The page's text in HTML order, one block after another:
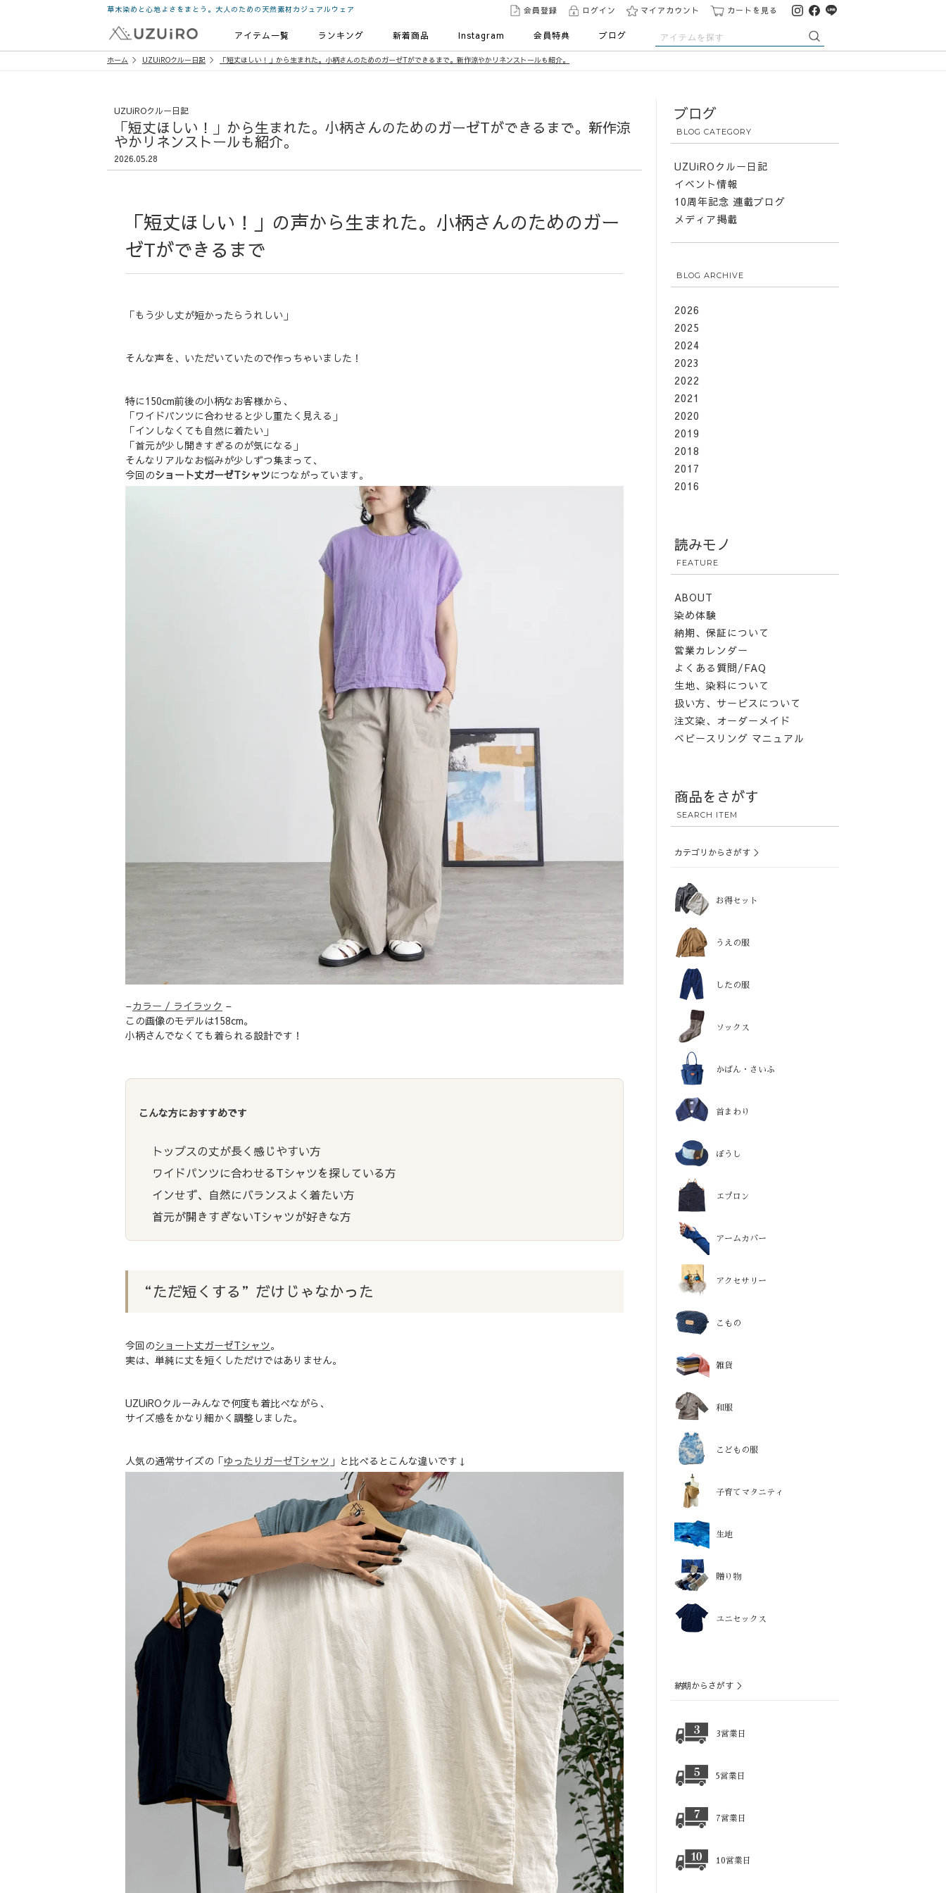
草木染めと心地よさをまとう。大人のための天然素材カジュアルウェア 会員登録 ログイン マイアカウント カートを見る
アイテム一覧 ランキング 新着商品 Instagram 会員特典 ブログ
ホーム UZUiROクルー日記 「短丈ほしい！」から生まれた。小柄さんのためのガーゼTができるまで。新作涼やかリネンストールも紹介。
UZUiROクルー日記
「短丈ほしい！」から生まれた。小柄さんのためのガーゼTができるまで。新作涼
やかリネンストールも紹介。
2026.05.28
「短丈ほしい！」の声から生まれた。小柄さんのためのガー
ゼTができるまで
「もう少し丈が短かったらうれしい」
そんな声を、いただいていたので作っちゃいました！
特に150cm前後の小柄なお客様から、
「ワイドパンツに合わせると少し重たく見える」
「インしなくても自然に着たい」
「首元が少し開きすぎるのが気になる」
そんなリアルなお悩みが少しずつ集まって、
今回のショート丈ガーゼTシャツにつながっています。
–カラー / ライラック –
この画像のモデルは158cm。
小柄さんでなくても着られる設計です！
こんな方におすすめです
トップスの丈が長く感じやすい方
ワイドパンツに合わせるTシャツを探している方
インせず、自然にバランスよく着たい方
首元が開きすぎないTシャツが好きな方
“ただ短くする”だけじゃなかった
今回のショート丈ガーゼTシャツ。
実は、単純に丈を短くしただけではありません。
UZUiROクルーみんなで何度も着比べながら、
サイズ感をかなり細かく調整しました。
人気の通常サイズの「ゆったりガーゼTシャツ 」と比べるとこんな違いです↓
ブログ
BLOG CATEGORY
UZUiROクルー日記
イベント情報
10周年記念 連載ブログ
メディア掲載
BLOG ARCHIVE
2026
2025
2024
2023
2022
2021
2020
2019
2018
2017
2016
読みモノ
FEATURE
ABOUT
染め体験
納期、保証について
営業カレンダー
よくある質問/FAQ
生地、染料について
扱い方、サービスについて
注文染、オーダーメイド
ベビースリング マニュアル
商品をさがす
SEARCH ITEM
カテゴリからさがす ＞
お得セット
うえの服
したの服
ソックス
かばん・さいふ
首まわり
ぼうし
エプロン
アームカバー
アクセサリー
こもの
雑貨
和服
こどもの服
子育てマタニティ
生地
贈り物
ユニセックス
納期からさがす ＞
3営業日
5営業日
7営業日
10営業日